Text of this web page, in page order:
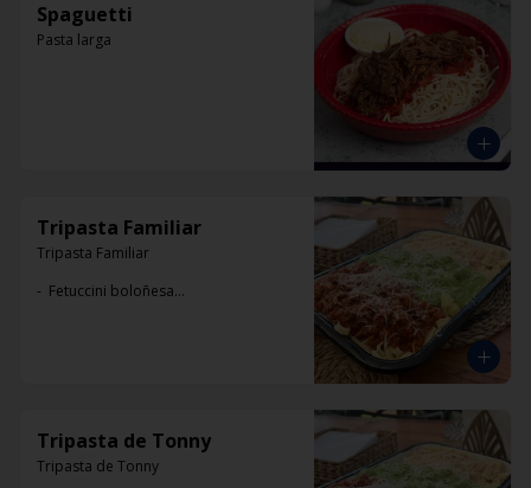
Spaguetti
Pasta larga
Tripasta Familiar
Tripasta Familiar
-  Fetuccini boloñesa
Tripasta de Tonny
Tripasta de Tonny